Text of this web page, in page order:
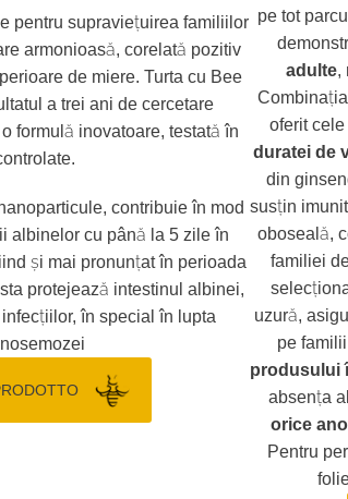
pentru supraviețuirea familiilor
armonioasă, corelată pozitiv
de miere. Turta cu Bee
a trei ani de cercetare
formulă inovatoare, testată în
contribuie în mod
albinelor cu până la 5 zile în
și mai pronunțat în perioada
protejează intestinul albinei,
în special în lupta
pe tot parcursul anului.
adulte,
oferit
duratei de
din
susțin
oboseală,
familiei de albine. Fondantul
uzură,
pe
produsului
orice
Pentru